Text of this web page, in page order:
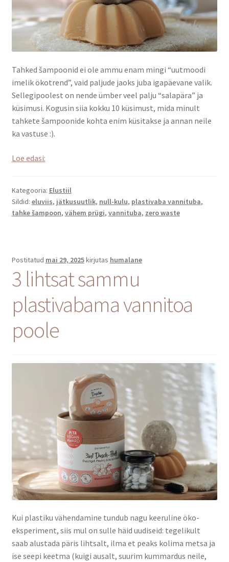
Tahked šampoonid ei ole ammu enam mingi “uutmoodi
imelik ökotrend”, vaid paljude jaoks juba igapäevane valik.
Sellegipoolest on nende ümber veel palju “salapära” ja
küsimusi. Kogusin siia kokku 10 küsimust, mida minult
tahkete šampoonide kohta enim küsitakse ja annan neile
ka vastuse :).
Loe edasi:10
šampooni
kohta
ausad
vastused
Kategooria: Elustiil
Sildid: eluviis, jätkusuutlik, null-kulu, plastivaba vannituba,
tahke šampoon, vähem prügi, vannituba, zero waste
Postitatud mai 29, 2025kirjutas humalane
3 lihtsat sammu
plastivabama vannitoa
poole
Kui plastiku vähendamine tundub nagu keeruline öko-
eksperiment, siis mul on sulle häid uudiseid: tegelikult
saab alustada päris lihtsalt, ilma et peaks kolima metsa ja
ise seepi keetma (kuigi ausalt, suurim kummardus neile,